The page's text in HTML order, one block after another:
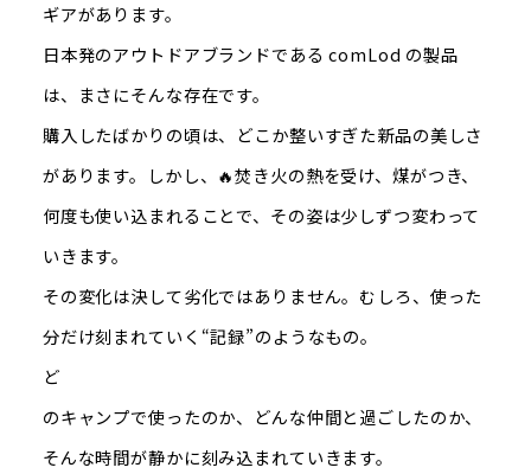
ギアがあります。
日本発のアウトドアブランドであるcomLod の製品
は、まさにそんな存在です。
購入したばかりの頃は、どこか整いすぎた新品の美しさ
があります。しかし、🔥焚き火の熱を受け、煤がつき、
何度も使い込まれることで、その姿は少しずつ変わって
いきます。
その変化は決して劣化ではありません。むしろ、使った
分だけ刻まれていく“記録”のようなもの。
ど
のキャンプで使ったのか、どんな仲間と過ごしたのか、
そんな時間が静かに刻み込まれていきます。